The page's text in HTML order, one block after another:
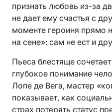
признать любовь из-за
не дает ему счастья с
моменте героиня прямо
на сене»: сам не ест и
Пьеса блестяще
глубокое понимание
Лопе де Вега, мастер
показывает, как
страх потерять статус